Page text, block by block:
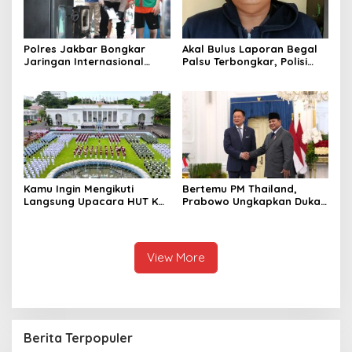
Polres Jakbar Bongkar
Jaringan Internasional
Diringkus dan Barang Bukti
1,1 Ton Rp119 Miliar
Dimusnahkan
Akal Bulus Laporan Begal
Palsu Terbongkar, Polisi
Kamu Ingin Mengikuti
Langsung Upacara HUT Ke-
Bertemu PM Thailand,
Prabowo Ungkapkan Duka
View More
Berita Terpopuler